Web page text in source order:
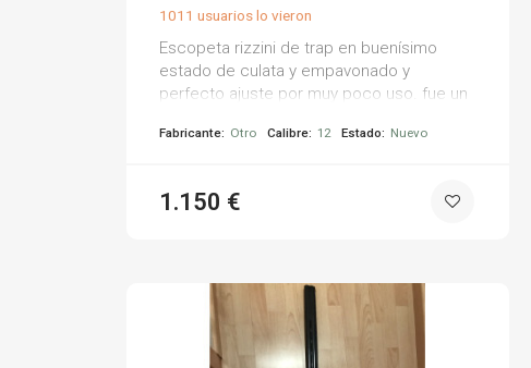
1011 usuarios lo vieron
Escopeta rizzini de trap en buenísimo
estado de culata y empavonado y
perfecto ajuste por muy poco uso. fue un
Fabricante: Otro Calibre: 12 Estado: Nuevo
1.150 €